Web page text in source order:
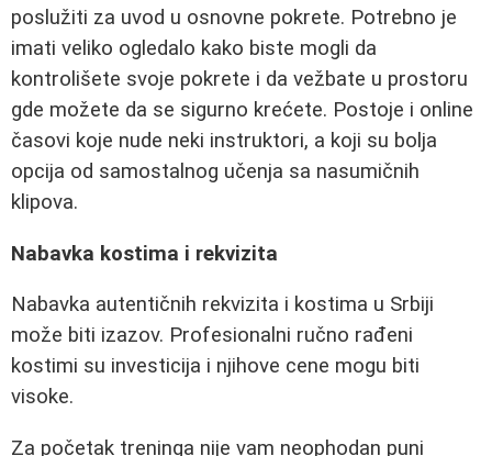
poslužiti za uvod u osnovne pokrete. Potrebno je
imati veliko ogledalo kako biste mogli da
kontrolišete svoje pokrete i da vežbate u prostoru
gde možete da se sigurno krećete. Postoje i online
časovi koje nude neki instruktori, a koji su bolja
opcija od samostalnog učenja sa nasumičnih
klipova.
Nabavka kostima i rekvizita
Nabavka autentičnih rekvizita i kostima u Srbiji
može biti izazov. Profesionalni ručno rađeni
kostimi su investicija i njihove cene mogu biti
visoke.
Za početak treninga nije vam neophodan puni